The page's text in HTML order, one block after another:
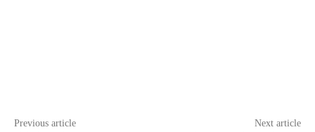
Previous article Next article